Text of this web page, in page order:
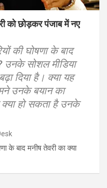
को छोड़कर पंजाब में नए
की घोषणा के बाद
उनके सोशल मीडिया
दिया है। क्या यह
उनके बयान का
हो सकता है उनके
के बाद मनीष तेवरी का क्या